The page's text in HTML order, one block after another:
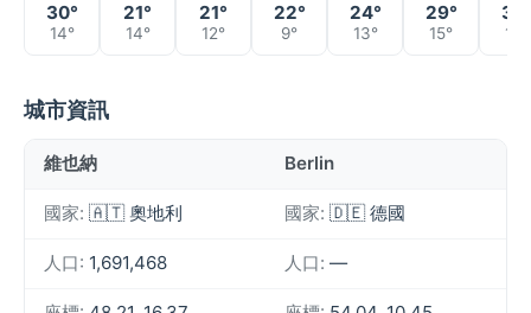
30°
14°
21°
14°
21°
12°
22°
9°
24°
13°
29°
15° 18°
城市資訊
維也納 Berlin
國家: 🇦🇹 奧地利 國家: 🇩🇪 德國
人口: 1,691,468 人口: —